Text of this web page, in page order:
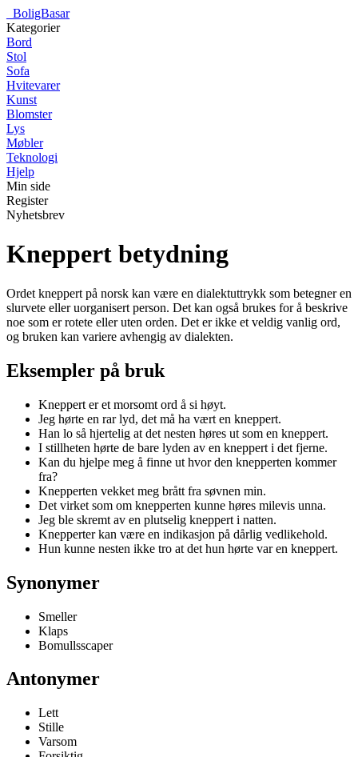
BoligBasar
Kategorier
Bord
Stol
Sofa
Hvitevarer
Kunst
Blomster
Lys
Møbler
Teknologi
Hjelp
Min side
Register
Nyhetsbrev
Kneppert betydning
Ordet kneppert på norsk kan være en dialektuttrykk som betegner en
slurvete eller uorganisert person. Det kan også brukes for å beskrive
noe som er rotete eller uten orden. Det er ikke et veldig vanlig ord,
og bruken kan variere avhengig av dialekten.
Eksempler på bruk
Kneppert er et morsomt ord å si høyt.
Jeg hørte en rar lyd, det må ha vært en kneppert.
Han lo så hjertelig at det nesten høres ut som en kneppert.
I stillheten hørte de bare lyden av en kneppert i det fjerne.
Kan du hjelpe meg å finne ut hvor den knepperten kommer
fra?
Knepperten vekket meg brått fra søvnen min.
Det virket som om knepperten kunne høres milevis unna.
Jeg ble skremt av en plutselig kneppert i natten.
Knepperter kan være en indikasjon på dårlig vedlikehold.
Hun kunne nesten ikke tro at det hun hørte var en kneppert.
Synonymer
Smeller
Klaps
Bomullsscaper
Antonymer
Lett
Stille
Varsom